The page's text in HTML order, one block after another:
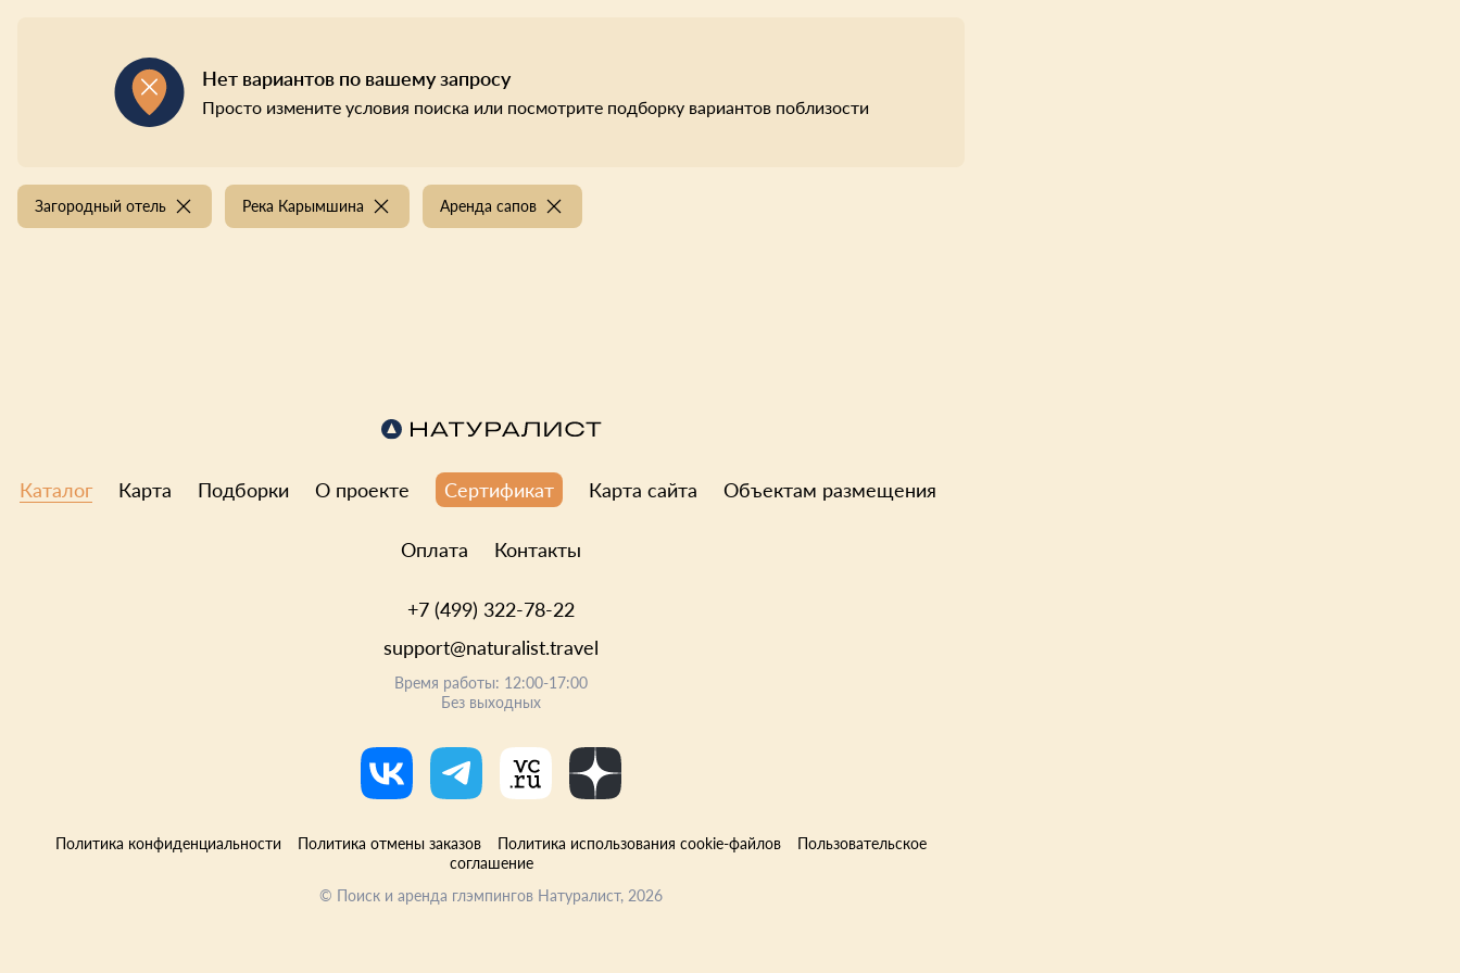
Нет вариантов по вашему запросу
Просто измените условия поиска или посмотрите подборку вариантов поблизости
Загородный отель Река Карымшина Аренда сапов
Каталог Карта Подборки О проекте Сертификат Карта сайта Объектам размещения
Оплата Контакты
+7 (499) 322-78-22
support@naturalist.travel
Время работы: 12:00-17:00
Без выходных
Политика конфиденциальности Политика отмены заказов Политика использования cookie-файлов
Пользовательское
соглашение
© Поиск и аренда глэмпингов Натуралист, 2026